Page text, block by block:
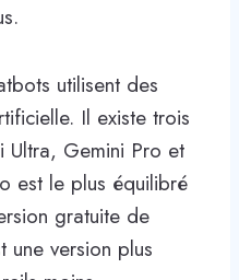
utilisent des
Il existe trois
Ultra, Gemini Pro et
est le plus équilibré
gratuite de
une version plus